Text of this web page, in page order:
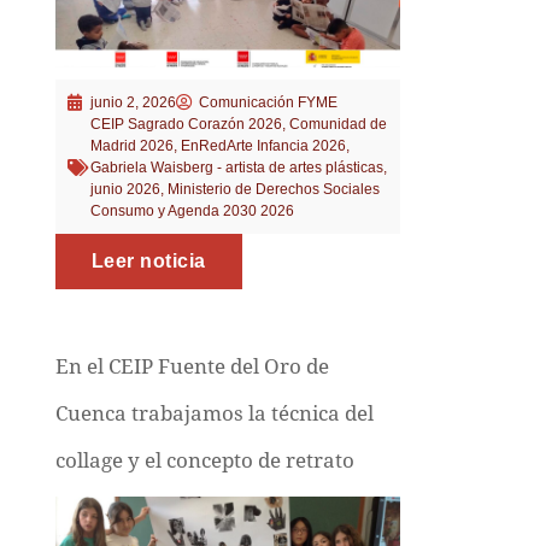
junio 2, 2026
Comunicación FYME
CEIP Sagrado Corazón 2026 Comunidad de
Madrid 2026 EnRedArte Infancia 2026
Gabriela Waisberg - artista de artes plásticas,
junio 2026 Ministerio de Derechos Sociales
Consumo y Agenda 2030 2026
Leer noticia
En el CEIP Fuente del Oro de
Cuenca trabajamos la técnica del
collage y el concepto de retrato